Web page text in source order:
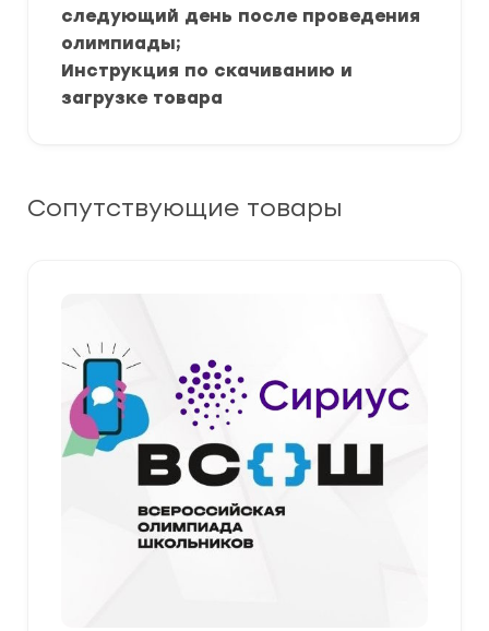
следующий день после проведения
олимпиады;
Инструкция по скачиванию и
загрузке товара
Сопутствующие товары